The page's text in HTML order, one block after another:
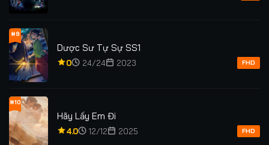
#9
Dược Sư Tự Sự SS1
0 24/24 2023 FHD
#10
Hãy Lấy Em Đi
4.0 12/12 2025 FHD